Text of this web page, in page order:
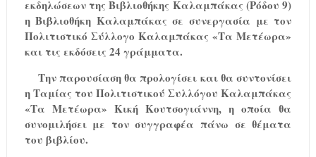
εκδηλώσεων της Βιβλιοθήκης Καλαμπάκας (Ρόδου 9)
η Βιβλιοθήκη Καλαμπάκας σε συνεργασία με τον
Πολιτιστικό Σύλλογο Καλαμπάκας «Τα Μετέωρα»
και τις εκδόσεις 24 γράμματα.
Την παρουσίαση θα προλογίσει και θα συντονίσει
η Ταμίας του Πολιτιστικού Συλλόγου Καλαμπάκας
«Τα Μετέωρα» Κική Κουτσογιάννη, η οποία θα
συνομιλήσει με τον συγγραφέα πάνω σε θέματα
του βιβλίου.